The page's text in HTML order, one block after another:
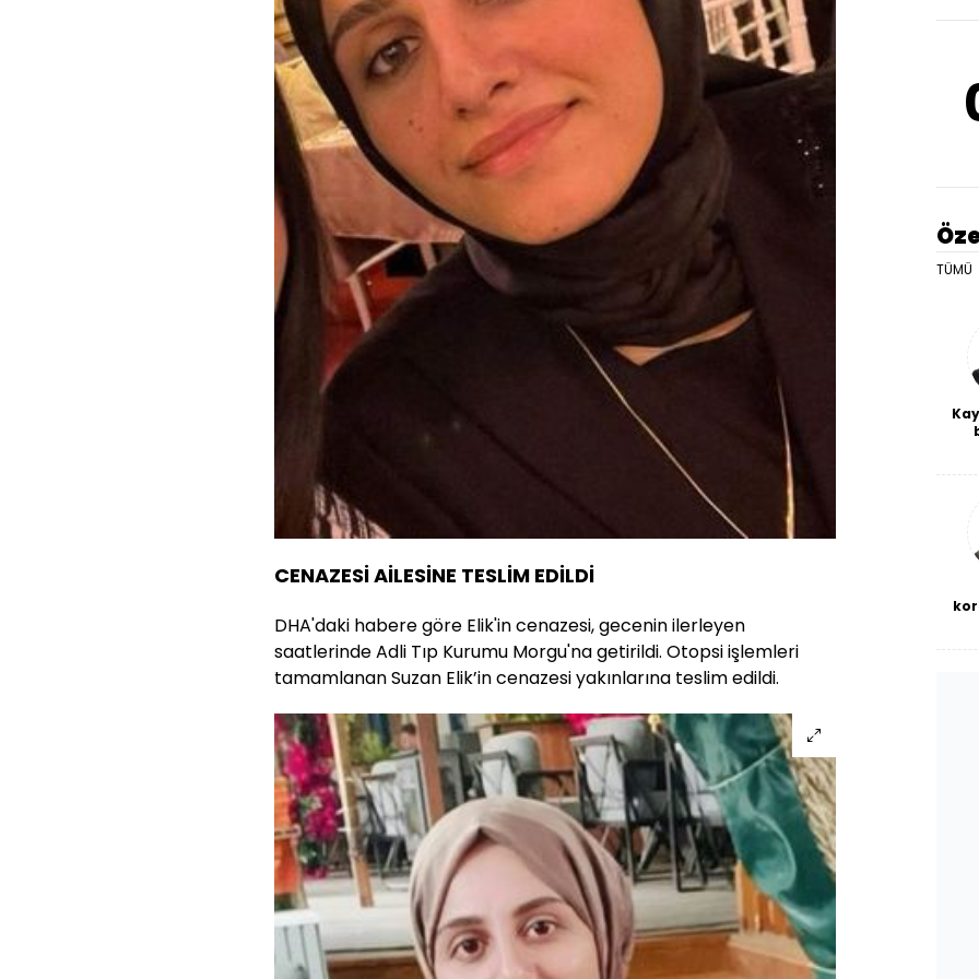
CENAZESİ AİLESİNE TESLİM EDİLDİ
DHA'daki habere göre Elik'in cenazesi, gecenin ilerleyen
saatlerinde Adli Tıp Kurumu Morgu'na getirildi. Otopsi işlemleri
tamamlanan Suzan Elik’in cenazesi yakınlarına teslim edildi.
TÜMÜ